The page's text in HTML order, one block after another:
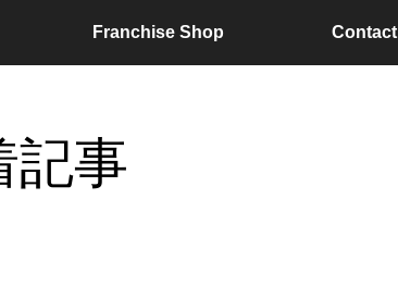
Franchise Shop Contact
記事